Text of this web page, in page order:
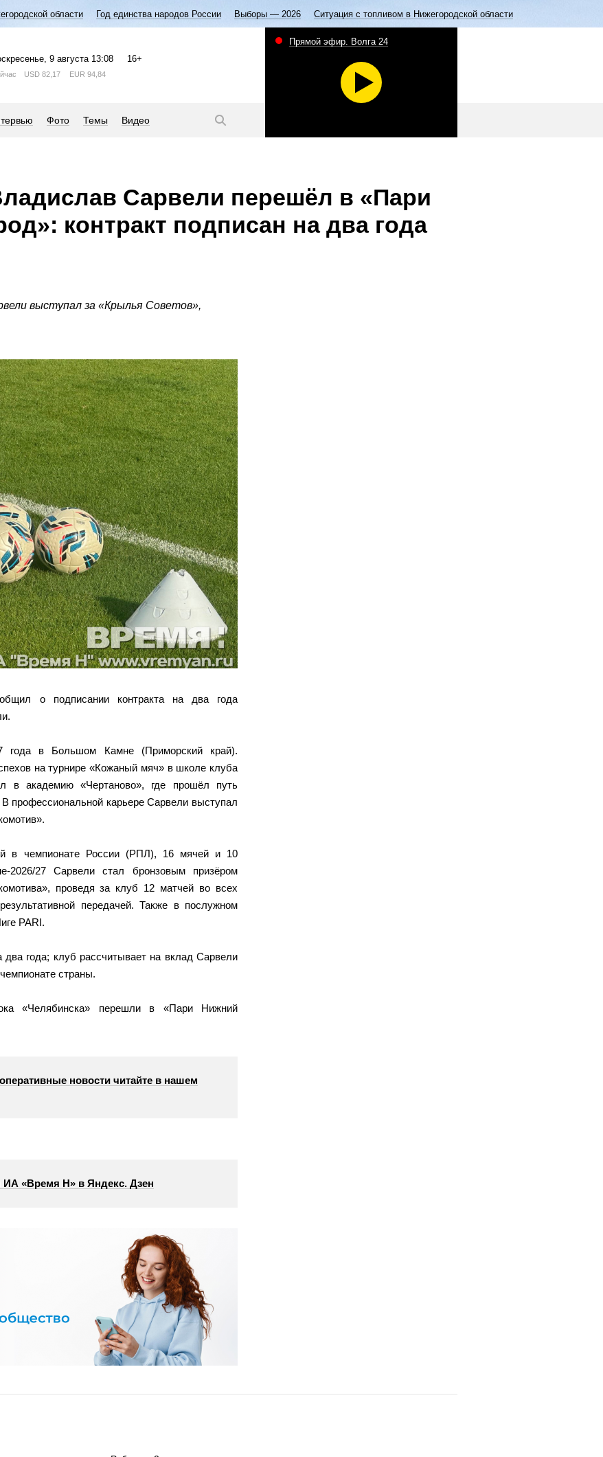
области Год единства народов России Выборы — 2026 Ситуация с топливом в Нижегородской области
, 9 августа 13:08 16+
USD 82,17 EUR 94,84
Фото Темы Видео
Прямой эфир. Волга 24
Сарвели перешёл в «Пари
контракт подписан на два года
выступал за «Крылья Советов»,
о подписании контракта на два года
года в Большом Камне (Приморский край).
на турнире «Кожаный мяч» в школе клуба
в академию «Чертаново», где прошёл путь
профессиональной карьере Сарвели выступал
в чемпионате России (РПЛ), 16 мячей и 10
27 Сарвели стал бронзовым призёром
проведя за клуб 12 матчей во всех
передачей. Также в послужном
PARI.
года; клуб рассчитывает на вклад Сарвели
страны.
«Челябинска» перешли в «Пари Нижний
новости читайте в нашем
ИА «Время Н» в Яндекс. Дзен